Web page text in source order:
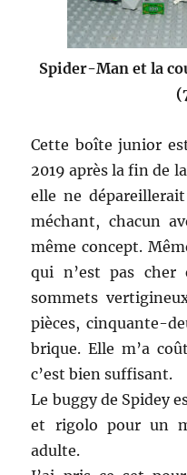
Spider-Man et la
Cette boîte junior
2019 après la fin de
elle ne
méchant, chacun
même concept.
qui n’est pas
sommets
pièces, cinquante-
brique. Elle m’a
c’est bien suffisant.
Le buggy de Spidey
et rigolo pour un
adulte.